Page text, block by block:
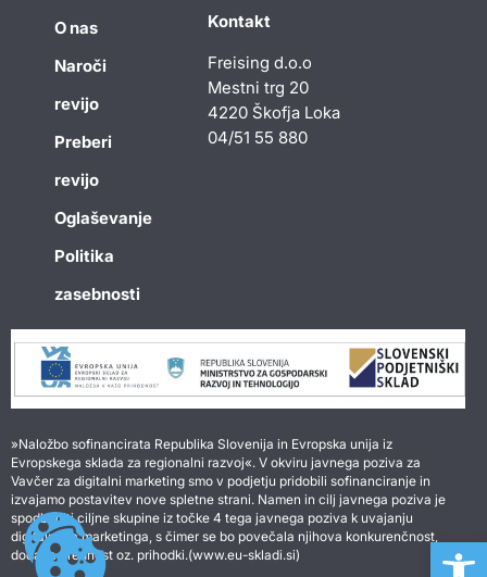
O nas
Naroči
revijo
Preberi
revijo
Oglaševanje
Politika
zasebnosti
Kontakt
Freising d.o.o
Mestni trg 20
4220 Škofja Loka
04/51 55 880
»Naložbo sofinancirata Republika Slovenija in Evropska unija iz
Evropskega sklada za regionalni razvoj«. V okviru javnega poziva za
Vavčer za digitalni marketing smo v podjetju pridobili sofinanciranje in
izvajamo postavitev nove spletne strani. Namen in cilj javnega poziva je
spodbuditi ciljne skupine iz točke 4 tega javnega poziva k uvajanju
digitalnega marketinga, s čimer se bo povečala njihova konkurenčnost,
dodana vrednost oz. prihodki.(www.eu-skladi.si)